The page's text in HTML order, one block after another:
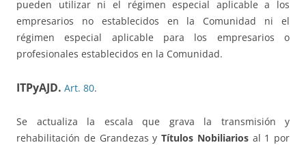
pueden utilizar ni el régimen especial aplicable a los
empresarios no establecidos en la Comunidad ni el
régimen especial aplicable para los empresarios o
profesionales establecidos en la Comunidad.
ITPyAJD. Art. 80.
Se actualiza la escala que grava la transmisión y
rehabilitación de Grandezas y Títulos Nobiliariosal 1 por